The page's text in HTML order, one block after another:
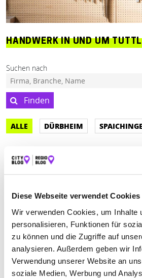
Diese Webseite verwendet Cookies
Wir verwenden Cookies, um Inhalte
personalisieren, Funktionen für
zu können und die Zugriffe auf
analysieren. Außerdem geben wir
Verwendung unserer Website an
soziale Medien, Werbung und
HANDWERK IN UND UM
Suchen nach
Finden
ALLE DÜRBHEIM
Geschlossen - öffnet um 09:00 Uhr
+49746178465
www.werkstaettle-